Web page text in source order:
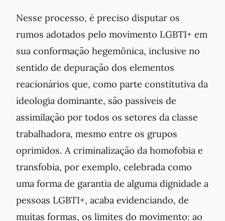
Nesse processo, é preciso disputar os
rumos adotados pelo movimento LGBTI+ em
sua conformação hegemônica, inclusive no
sentido de depuração dos elementos
reacionários que, como parte constitutiva da
ideologia dominante, são passíveis de
assimilação por todos os setores da classe
trabalhadora, mesmo entre os grupos
oprimidos. A criminalização da homofobia e
transfobia, por exemplo, celebrada como
uma forma de garantia de alguma dignidade a
pessoas LGBTI+, acaba evidenciando, de
muitas formas, os limites do movimento: ao